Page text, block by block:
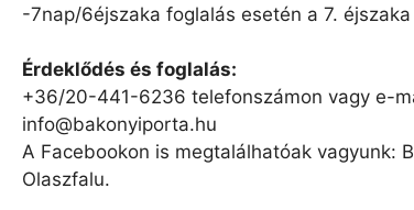
-7nap/6éjszaka foglalás esetén a 7.
Érdeklődés és foglalás:
+36/20-441-6236 telefonszámon vagy e-
info@bakonyiporta.hu
A Facebookon is megtalálhatóak vagyunk:
Olaszfalu.